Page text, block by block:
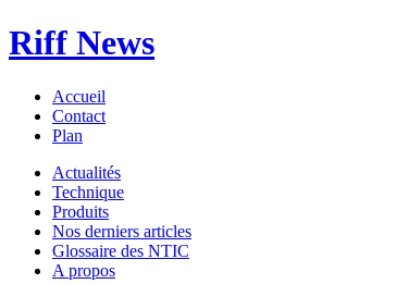
Riff News
Accueil
Contact
Plan
Actualités
Technique
Produits
Nos derniers articles
Glossaire des NTIC
A propos